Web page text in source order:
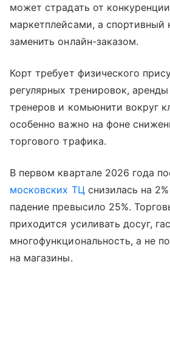
может страдать от
маркетплейсами, а спортивный
заменить онлайн-заказом.
Корт требует физического
регулярных тренировок,
тренеров и комьюнити вокруг
особенно важно на фоне
торгового трафика.
В первом квартале 2026 года
московских ТЦ снизилась на
падение превысило 25%.
приходится усиливать досуг,
многофункциональность, а не
на магазины.